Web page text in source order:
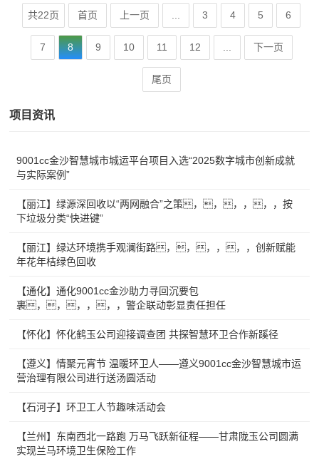
共22页 首页 上一页 3 4 5 6
7 8 9 10 11 12 下一页
尾页
项目资讯
9001cc金沙智慧城市城运平台项目入选“2025数字城市创新成就
与实际案例”
【丽江】绿源深回收以“两网融合”之策，，，，，，按
下垃圾分类“快进键”
【丽江】绿达环境携手观澜街路，，，，，，创新赋能
年花年桔绿色回收
【通化】通化9001cc金沙助力寻回沉要包
裹，，，，，，警企联动彰显责任担任
【怀化】怀化鹤玉公司迎接调查团 共探智慧环卫合作新蹊径
【遵义】情聚元宵节 温暖环卫人——遵义9001cc金沙智慧城市运
营治理有限公司进行送汤圆活动
【石河子】环卫工人节趣味活动会
【兰州】东南西北一路跑 万马飞跃新征程——甘肃陇玉公司圆满
实现兰马环境卫生保险工作